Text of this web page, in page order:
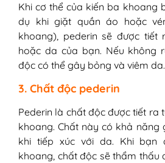
Khi cơ thể của kiến ba khoang
dụ khi giặt quần áo hoặc
khoang), pederin sẽ được
hoặc da của bạn. Nếu không
độc có thể gây bỏng và viêm da.
3. Chất độc pederin
Pederin là chất độc được tiết ra
khoang. Chất này có khả năng
khi tiếp xúc với da. Khi bạn
khoang, chất độc sẽ thẩm thấu